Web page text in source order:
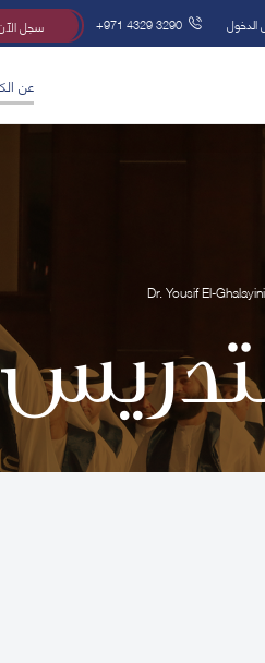
+971 4329 3290 سجل
عن
Dr. Yousif El-Ghalayini